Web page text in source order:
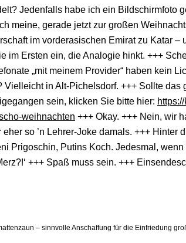
Jedenfalls habe ich ein Bildschirmfoto
meine, gerade jetzt zur großen
im vorderasischen Emirat zu Katar –
im Ersten ein, die Analogie hinkt. +++
„mit meinem Provider“ haben kein
Vielleicht in Alt-Pichelsdorf. +++ Sollte
sein, klicken Sie bitte hier:
weihnachten +++ Okay. +++ Nein, wir
eher so ’n Lehrer-Joke damals. +++
Prigoschin, Putins Koch. Jedesmal,
+++ Spaß muss sein. +++
– sinnvolle Anschaffung für die Einfriedung